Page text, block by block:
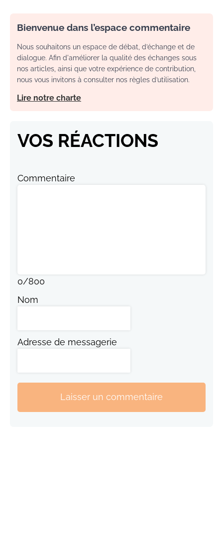
Bienvenue dans l’espace commentaire
Nous souhaitons un espace de débat, d’échange et de
dialogue. Afin d'améliorer la qualité des échanges sous
nos articles, ainsi que votre expérience de contribution,
nous vous invitons à consulter nos règles d’utilisation.
Lire notre charte
VOS RÉACTIONS
Commentaire
0/800
Nom
Adresse de messagerie
Laisser un commentaire